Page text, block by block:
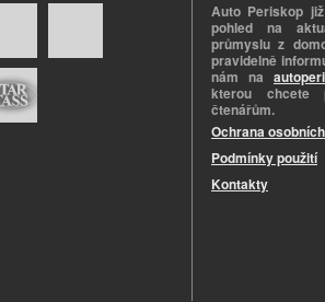
Auto Periskop
pohled na
průmyslu z
pravidelně
nám na
kterou chcete
čtenářům.
Ochrana
Podmínky použití
Kontakty